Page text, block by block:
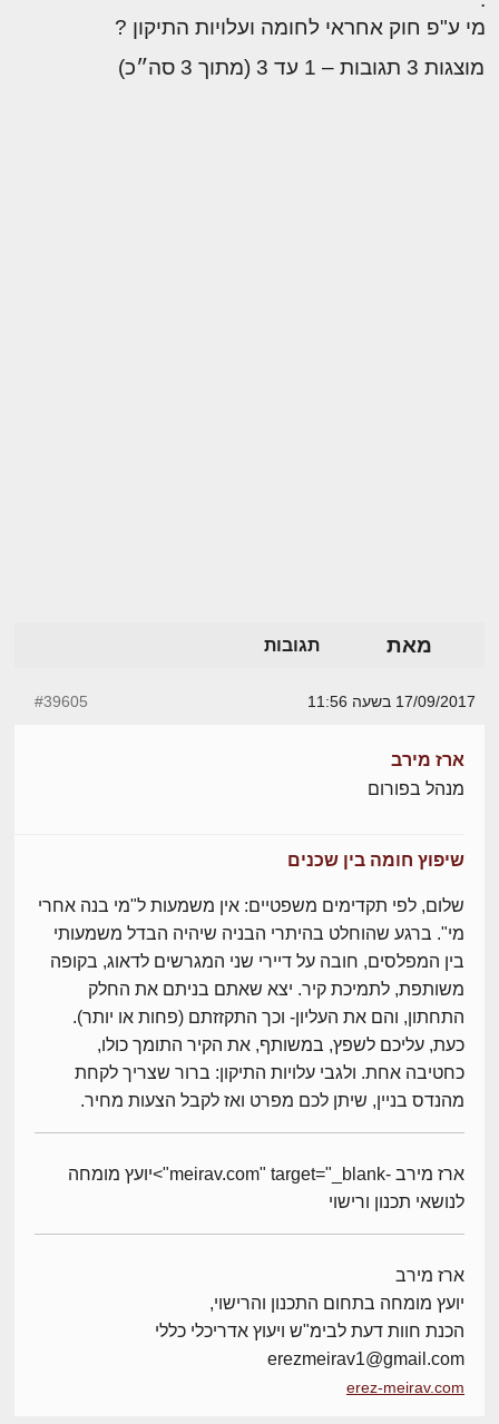
מי ע"פ חוק אחראי לחומה ועלויות התיקון ?
מוצגות 3 תגובות – 1 עד 3 (מתוך 3 סה״כ)
מאת תגובות
17/09/2017 בשעה 11:56 #39605
ארז מירב
מנהל בפורום
שיפוץ חומה בין שכנים
שלום, לפי תקדימים משפטיים: אין משמעות ל"מי בנה אחרי
מי". ברגע שהוחלט בהיתרי הבניה שיהיה הבדל משמעותי
בין המפלסים, חובה על דיירי שני המגרשים לדאוג, בקופה
משותפת, לתמיכת קיר. יצא שאתם בניתם את החלק
התחתון, והם את העליון- וכך התקזזתם (פחות או יותר).
כעת, עליכם לשפץ, במשותף, את הקיר התומך כולו,
כחטיבה אחת. ולגבי עלויות התיקון: ברור שצריך לקחת
מהנדס בניין, שיתן לכם מפרט ואז לקבל הצעות מחיר.
ארז מירב -meirav.com" target="_blank">יועץ מומחה
לנושאי תכנון ורישוי
ארז מירב
יועץ מומחה בתחום התכנון והרישוי,
הכנת חוות דעת לבימ"ש ויעוץ אדריכלי כללי
erezmeirav1@gmail.com
erez-meirav.com